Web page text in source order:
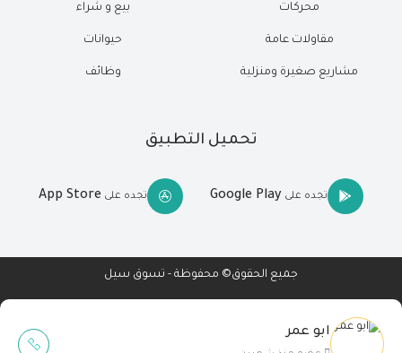
ابو عمر
محركات
مقاولات عامة
مشاريع صغيرة ومنزلية
بيع و شراء
حيوانات
وظائف
تحميل التطبيق
تجده على Google Play تجده على App Store
جميع الحقوق© محفوظة - تسوق سيل